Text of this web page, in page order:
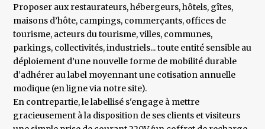
Proposer aux restaurateurs, hébergeurs, hôtels, gîtes,
maisons d’hôte, campings, commerçants, offices de
tourisme, acteurs du tourisme, villes, communes,
parkings, collectivités, industriels... toute entité sensible au
déploiement d’une nouvelle forme de mobilité durable
d’adhérer au label moyennant une cotisation annuelle
modique (en ligne via notre site).
En contrepartie, le labellisé s'engage à mettre
gracieusement à la disposition de ses clients et visiteurs